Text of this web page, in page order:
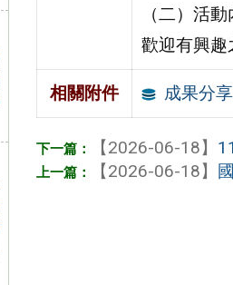
（二）活
歡迎有興趣
相關附件 成果分
【2026-06-18】
【2026-06-18】